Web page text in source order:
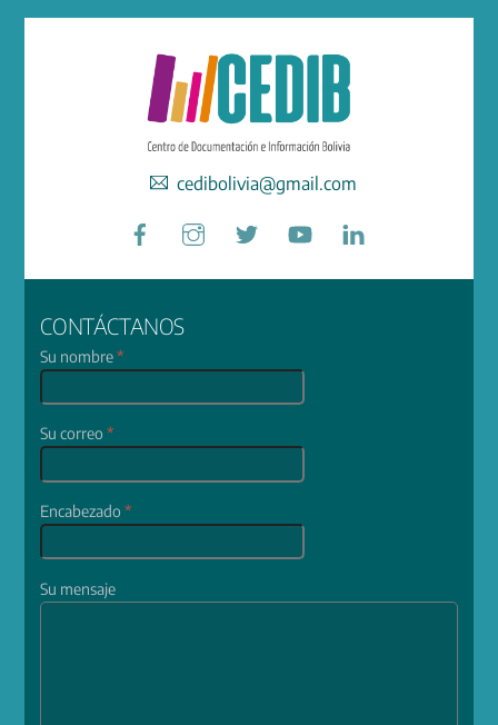
cedibolivia@gmail.com
Facebook
CONTÁCTANOS
Su nombre*
Su correo*
Encabezado*
Su mensaje